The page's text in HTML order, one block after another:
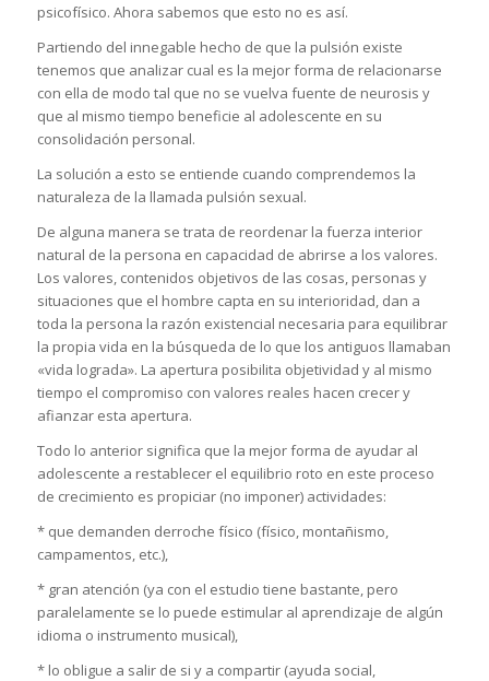
psicofísico. Ahora sabemos que esto no es así.
Partiendo del innegable hecho de que la pulsión existe
tenemos que analizar cual es la mejor forma de relacionarse
con ella de modo tal que no se vuelva fuente de neurosis y
que al mismo tiempo beneficie al adolescente en su
consolidación personal.
La solución a esto se entiende cuando comprendemos la
naturaleza de la llamada pulsión sexual.
De alguna manera se trata de reordenar la fuerza interior
natural de la persona en capacidad de abrirse a los valores.
Los valores, contenidos objetivos de las cosas, personas y
situaciones que el hombre capta en su interioridad, dan a
toda la persona la razón existencial necesaria para equilibrar
la propia vida en la búsqueda de lo que los antiguos llamaban
«vida lograda». La apertura posibilita objetividad y al mismo
tiempo el compromiso con valores reales hacen crecer y
afianzar esta apertura.
Todo lo anterior significa que la mejor forma de ayudar al
adolescente a restablecer el equilibrio roto en este proceso
de crecimiento es propiciar (no imponer) actividades:
* que demanden derroche físico (físico, montañismo,
campamentos, etc.),
* gran atención (ya con el estudio tiene bastante, pero
paralelamente se lo puede estimular al aprendizaje de algún
idioma o instrumento musical),
* lo obligue a salir de si y a compartir (ayuda social,